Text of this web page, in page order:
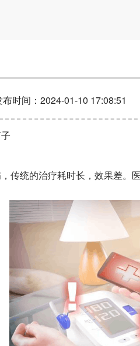
布时间：2024-01-10 17:08:51
传统的治疗耗时长，效果差。